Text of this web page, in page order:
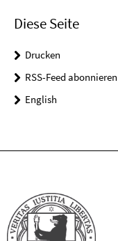
Diese Seite
Drucken
RSS-Feed abonnieren
English